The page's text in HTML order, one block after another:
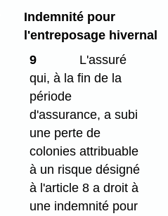
Indemnité pour
l'entreposage hivernal
9
L'assuré
qui, à la fin de la
période
d'assurance, a subi
une perte de
colonies attribuable
à un risque désigné
à l'article 8 a droit à
une indemnité pour